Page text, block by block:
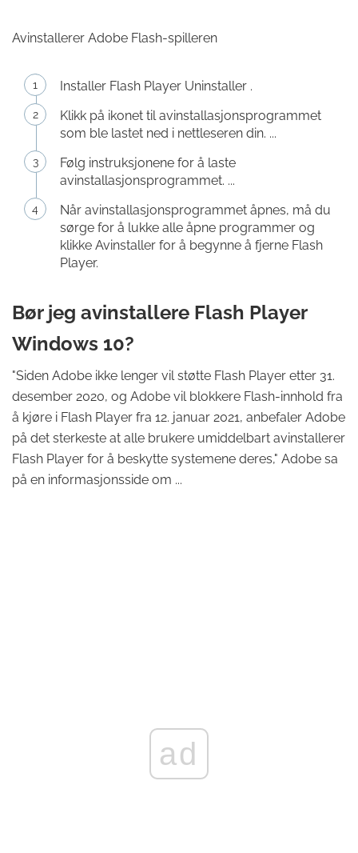
Avinstallerer Adobe Flash-spilleren
Installer Flash Player Uninstaller .
Klikk på ikonet til avinstallasjonsprogrammet
som ble lastet ned i nettleseren din. ...
Følg instruksjonene for å laste
avinstallasjonsprogrammet. ...
Når avinstallasjonsprogrammet åpnes, må du
sørge for å lukke alle åpne programmer og
klikke Avinstaller for å begynne å fjerne Flash
Player.
Bør jeg avinstallere Flash Player
Windows 10?
"Siden Adobe ikke lenger vil støtte Flash Player etter 31.
desember 2020, og Adobe vil blokkere Flash-innhold fra
å kjøre i Flash Player fra 12. januar 2021, anbefaler Adobe
på det sterkeste at alle brukere umiddelbart avinstallerer
Flash Player for å beskytte systemene deres," Adobe sa
på en informasjonsside om ...
ad